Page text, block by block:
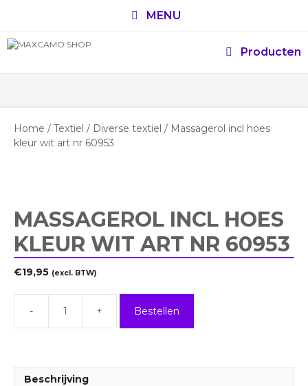
inhoud
MENU
Producten
Home / Textiel / Diverse textiel / Massagerol incl hoes
kleur wit art nr 60953
MASSAGEROL INCL HOES
KLEUR WIT ART NR 60953
€19,95 (excl. BTW)
Massagerol
incl
Bestellen
Beschrijving